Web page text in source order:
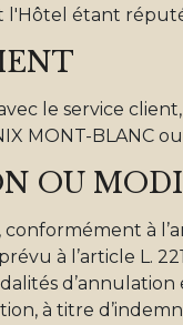
l'Hôtel étant
le service
MONT-BLANC
OU
à
à l’article L.
à titre